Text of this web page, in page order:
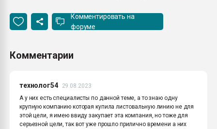
Комментировать на
форуме
Комментарии
технолог54
29.08.2023
А у них есть специалисты по данной теме, а то знаю одну
крупную компанию которая купила листовальную линию не для
этой цели, я имею ввиду закупает эта компания, но тоже для
серьезной цели, так вот уже прошло прилично времени а них